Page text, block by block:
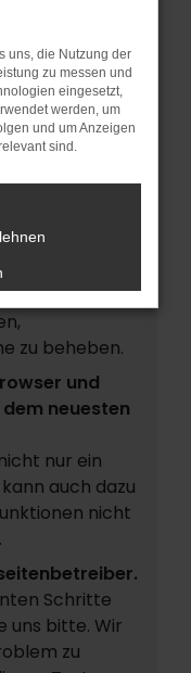
deine
Beispiel
Laden
anderen
Fenster?
zu beheben.
und
neuesten
nur ein
auch dazu
nicht
Schritte
uns bitte. Wir
zu
uns, die Nutzung der
zu messen und
eingesetzt,
werden, um
und um Anzeigen
sind.